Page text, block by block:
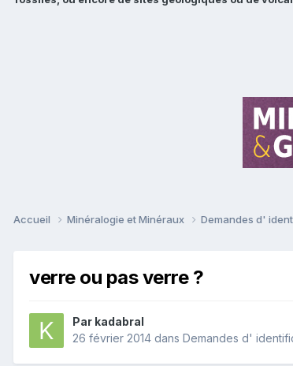
Accueil Minéralogie et Minéraux Demandes d'
verre ou pas verre ?
Par kadabral
26 février 2014 dans Demandes d'